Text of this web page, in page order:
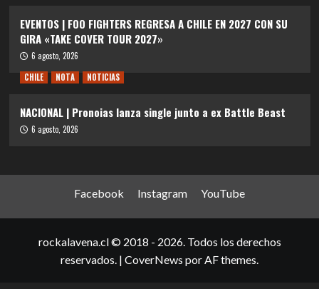
EVENTOS | FOO FIGHTERS REGRESA A CHILE EN 2027 CON SU
GIRA «TAKE COVER TOUR 2027»
6 agosto, 2026
CHILE
NOTA NOTICIAS
NACIONAL | Pronoias lanza single junto a ex Battle Beast
6 agosto, 2026
Facebook Instagram YouTube
rockalavena.cl © 2018 - 2026. Todos los derechos
reservados. | CoverNews por AF themes.